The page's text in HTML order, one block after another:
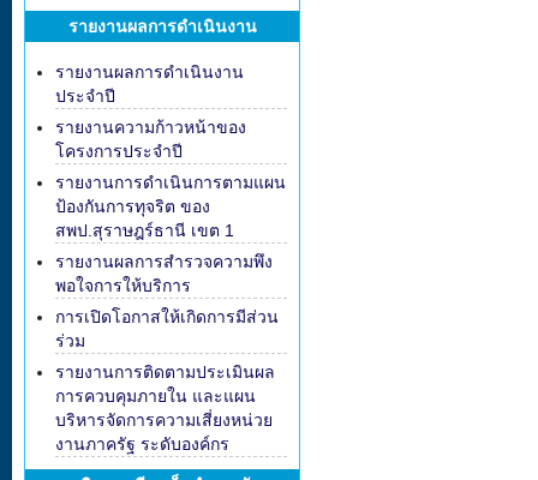
รายงานผลการดำเนินงาน
รายงานผลการดำเนินงาน
ประจำปี
รายงานความก้าวหน้าของ
โครงการประจำปี
รายงานการดำเนินการตามแผน
ป้องกันการทุจริต ของ
สพป.สุราษฎร์ธานี เขต 1
รายงานผลการสำรวจความพึง
พอใจการให้บริการ
การเปิดโอกาสให้เกิดการมีส่วน
ร่วม
รายงานการติดตามประเมินผล
การควบคุมภายใน และแผน
บริหารจัดการความเสี่ยงหน่วย
งานภาครัฐ ระดับองค์กร